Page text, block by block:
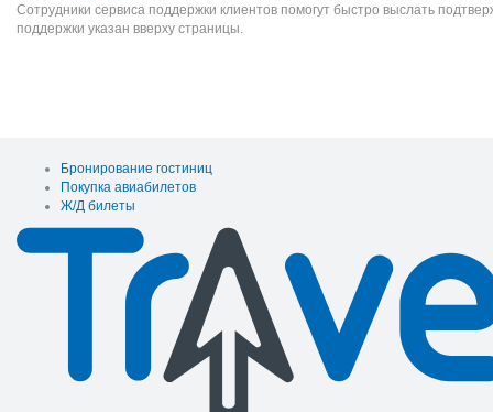
Сотрудники сервиса поддержки клиентов помогут быстро выслать
поддержки указан вверху страницы.
Бронирование гостиниц
Покупка авиабилетов
Ж/Д билеты